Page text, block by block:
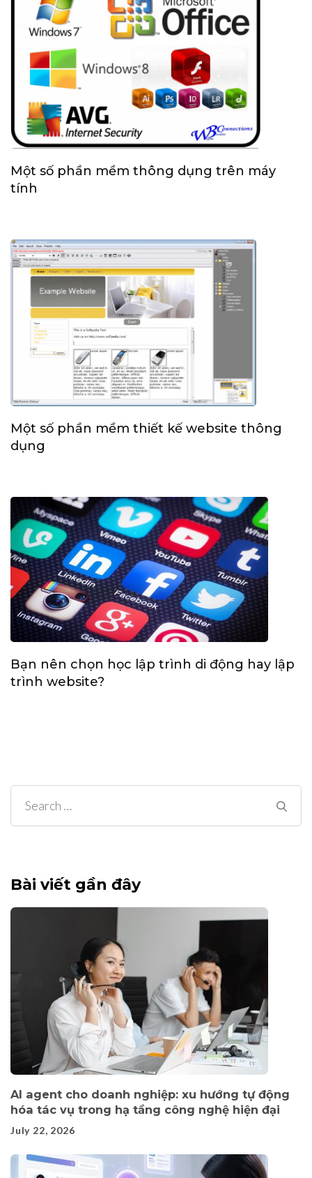
Một số phần mềm thông dụng trên máy
tính
Một số phần mềm thiết kế website thông
dụng
Bạn nên chọn học lập trình di động hay lập
trình website?
Search
for:
Bài viết gần đây
AI agent cho doanh nghiệp: xu hướng tự động
hóa tác vụ trong hạ tầng công nghệ hiện đại
July 22, 2026